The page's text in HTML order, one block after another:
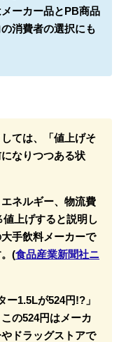
ーカー品とPB商品
消費者の選択にも
ては、「値上げそ
なりつつある状
ネルギー、物流費
上げすると説明し
手飲料メーカーで
(食品産業新聞社ニ
1.5Lが524円!?」
の524円はメーカ
ドラッグストアで